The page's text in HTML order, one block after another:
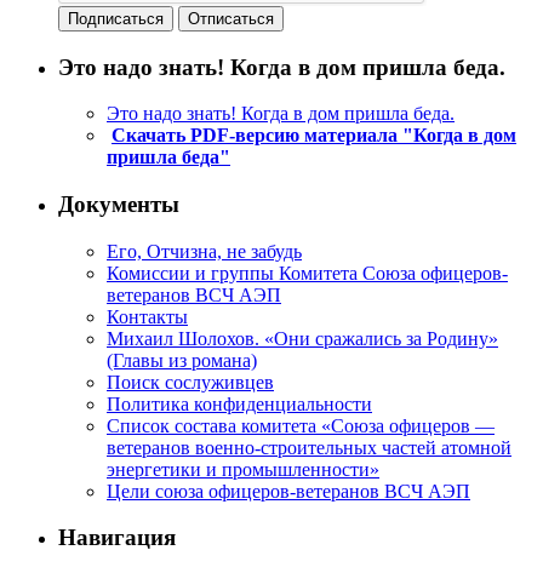
Это надо знать! Когда в дом пришла беда.
Это надо знать! Когда в дом пришла беда.
Скачать PDF-версию материала "Когда в дом
пришла беда"
Документы
Его, Отчизна, не забудь
Комиссии и группы Комитета Союза офицеров-
ветеранов ВСЧ АЭП
Контакты
Михаил Шолохов. «Они сражались за Родину»
(Главы из романа)
Поиск сослуживцев
Политика конфиденциальности
Список состава комитета «Союза офицеров —
ветеранов военно-строительных частей атомной
энергетики и промышленности»
Цели союза офицеров-ветеранов ВСЧ АЭП
Навигация